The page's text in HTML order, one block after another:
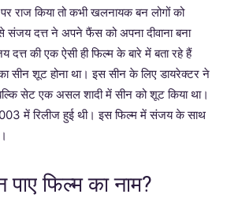
राज किया तो कभी खलनायक बन लोगों को
संजय दत्त ने अपने फैंस को अपना दीवाना बना
की एक ऐसी ही फिल्म के बारे में बता रहे हैं
सीन शूट होना था। इस सीन के लिए डायरेक्टर ने
सेट एक असल शादी में सीन को शूट किया था।
में रिलीज हुई थी। इस फिल्म में संजय के साथ
फिल्म का नाम?